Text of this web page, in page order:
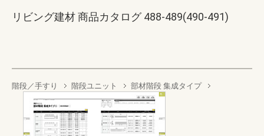
リビング建材 商品カタログ 488-489(490-491)
階段／手すり 階段ユニット 部材階段 集成タイプ